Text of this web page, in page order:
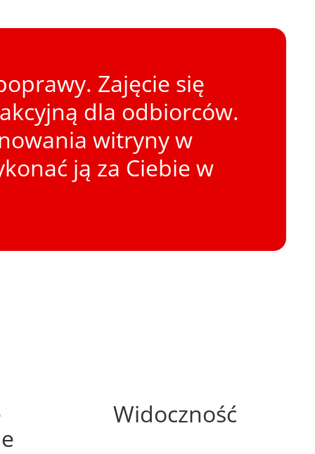
Zajęcie się
dla odbiorców.
witryny w
ją za Ciebie w
Widoczność